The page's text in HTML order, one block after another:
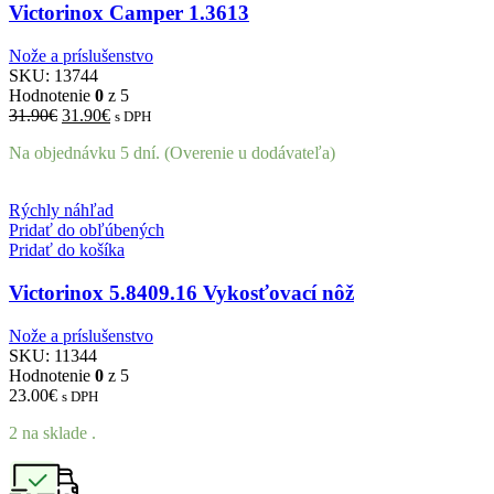
Victorinox Camper 1.3613
Nože a príslušenstvo
SKU: 13744
Hodnotenie 0 z 5
31.90€ Pôvodná
bola:
31.90€Aktuálna
je:
s DPH
Na objednávku 5 dní. (Overenie u dodávateľa)
Rýchly náhľad
Pridať do obľúbených
Pridať do košíka
Victorinox 5.8409.16 Vykosťovací nôž
Nože a príslušenstvo
SKU: 11344
Hodnotenie 0 z 5
23.00€ s DPH
2 na sklade .